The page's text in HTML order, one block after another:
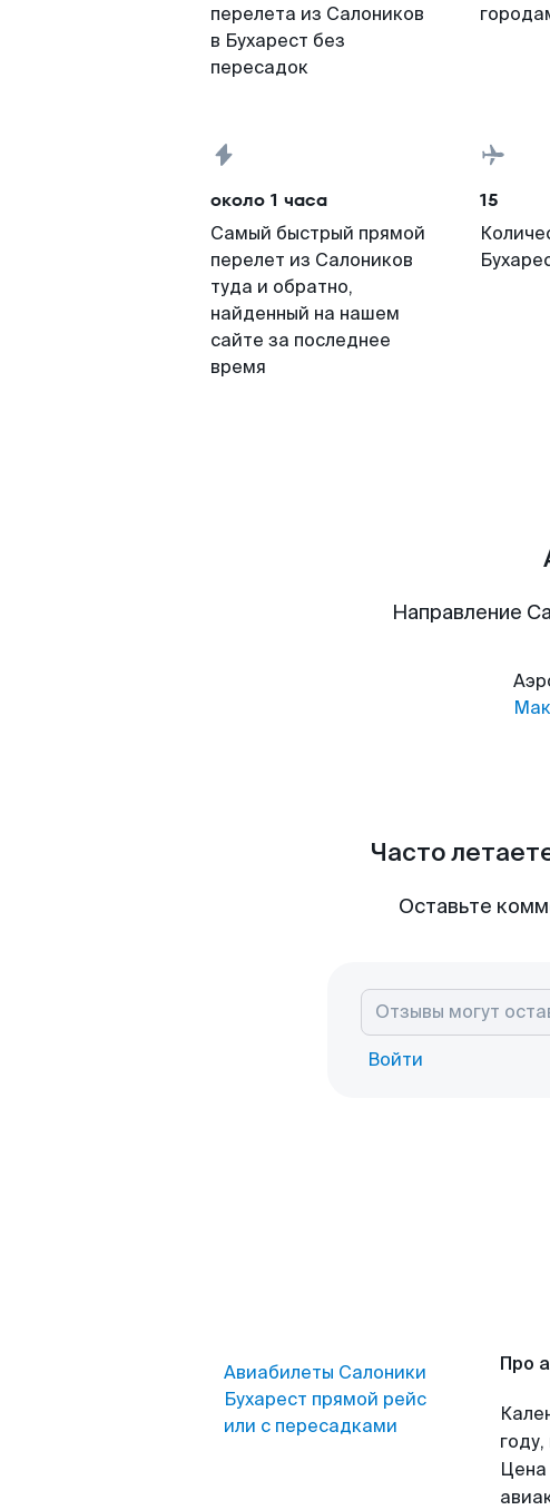
перелета из Салоников
в Бухарест без
пересадок
около 1 часа
Самый быстрый прямой
перелет из Салоников
туда и обратно,
найденный на нашем
сайте за последнее
время
15
Направление
Часто
Оставьте
Войти
Авиабилеты Салоники
Бухарест прямой рейс
или с пересадками
Про
Цена